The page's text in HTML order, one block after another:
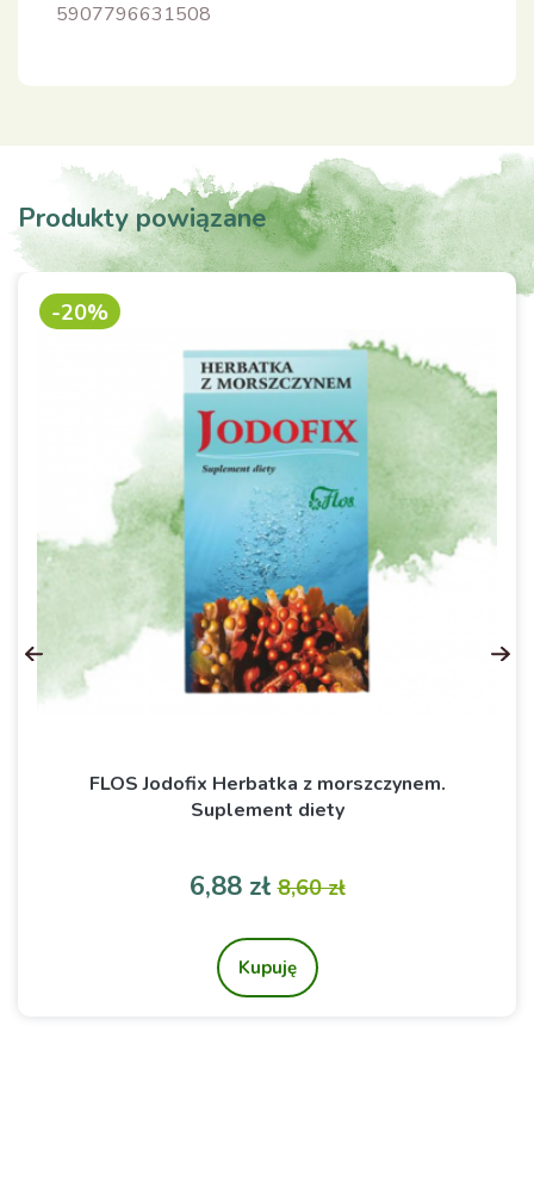
5907796631508
Produkty powiązane
FLOS Jodofix Herbatka z morszczynem.
Suplement diety
Cena
6,88 złCena podstawowa
8,60 zł
Kupuję
-20%